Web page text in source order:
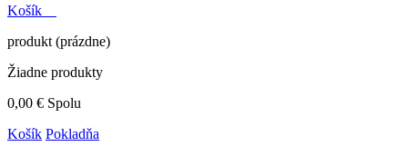
Košík
produkt (prázdne)
Žiadne produkty
0,00 € Spolu
Košík Pokladňa